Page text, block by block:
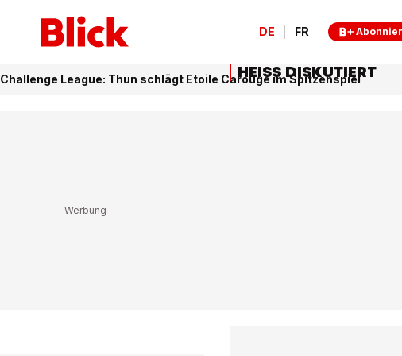
DE FR
Challenge League: Thun schlägt Etoile Carouge im Spitzenspiel
HEISS DISKUTIERT